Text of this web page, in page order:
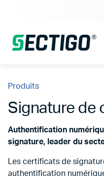
Produits
Signature de
Authentification
signature, leader du
Les certificats de
authentification